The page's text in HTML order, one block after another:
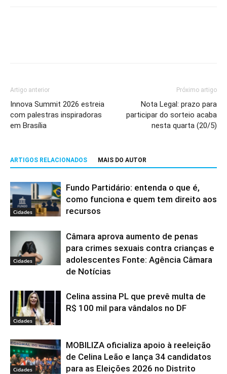
Artigo anterior
Innova Summit 2026 estreia
com palestras inspiradoras
em Brasília
Próximo artigo
Nota Legal: prazo para
participar do sorteio acaba
nesta quarta (20/5)
ARTIGOS RELACIONADOS MAIS DO AUTOR
Cidades
Fundo Partidário: entenda o que é,
como funciona e quem tem direito aos
recursos
Cidades
Câmara aprova aumento de penas
para crimes sexuais contra crianças e
adolescentes Fonte: Agência Câmara
de Notícias
Cidades
Celina assina PL que prevê multa de
R$ 100 mil para vândalos no DF
Cidades
MOBILIZA oficializa apoio à reeleição
de Celina Leão e lança 34 candidatos
para as Eleições 2026 no Distrito